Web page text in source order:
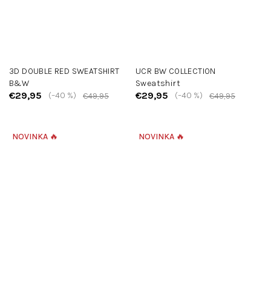
3D DOUBLE RED SWEATSHIRT
B&W
€29,95 €49,95
(–40 %)
UCR BW COLLECTION
Sweatshirt
€29,95 €49,95
(–40 %)
NOVINKA 🔥 NOVINKA 🔥